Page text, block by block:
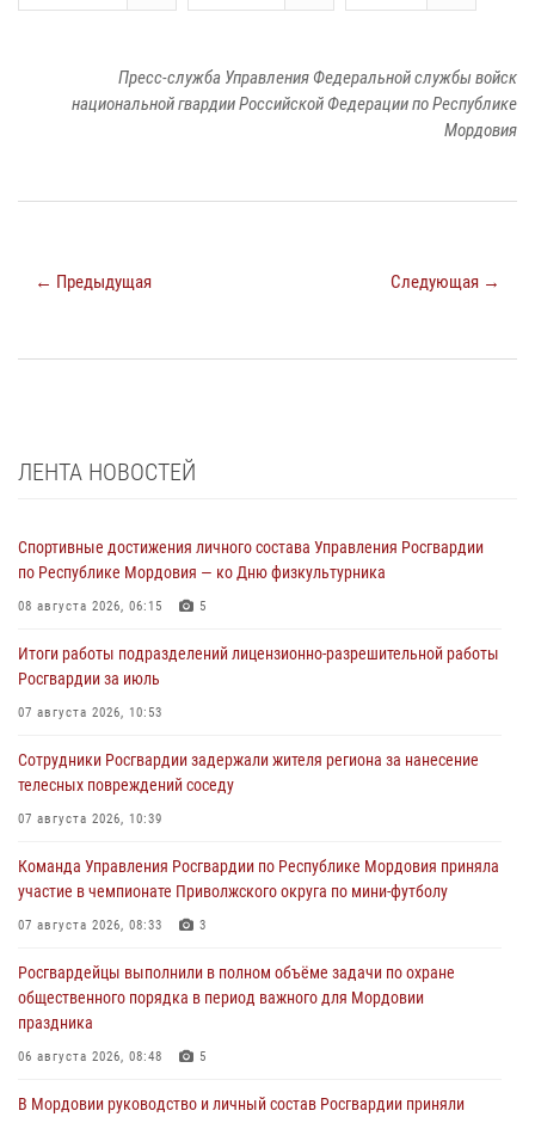
Пресс-служба Управления Федеральной службы войск
национальной гвардии Российской Федерации по Республике
Мордовия
← Предыдущая Следующая →
ЛЕНТА НОВОСТЕЙ
Спортивные достижения личного состава Управления Росгвардии
по Республике Мордовия — ко Дню физкультурника
08 августа 2026, 06:15 5
Итоги работы подразделений лицензионно-разрешительной работы
Росгвардии за июль
07 августа 2026, 10:53
Сотрудники Росгвардии задержали жителя региона за нанесение
телесных повреждений соседу
07 августа 2026, 10:39
Команда Управления Росгвардии по Республике Мордовия приняла
участие в чемпионате Приволжского округа по мини-футболу
07 августа 2026, 08:33 3
Росгвардейцы выполнили в полном объёме задачи по охране
общественного порядка в период важного для Мордовии
праздника
06 августа 2026, 08:48 5
В Мордовии руководство и личный состав Росгвардии приняли